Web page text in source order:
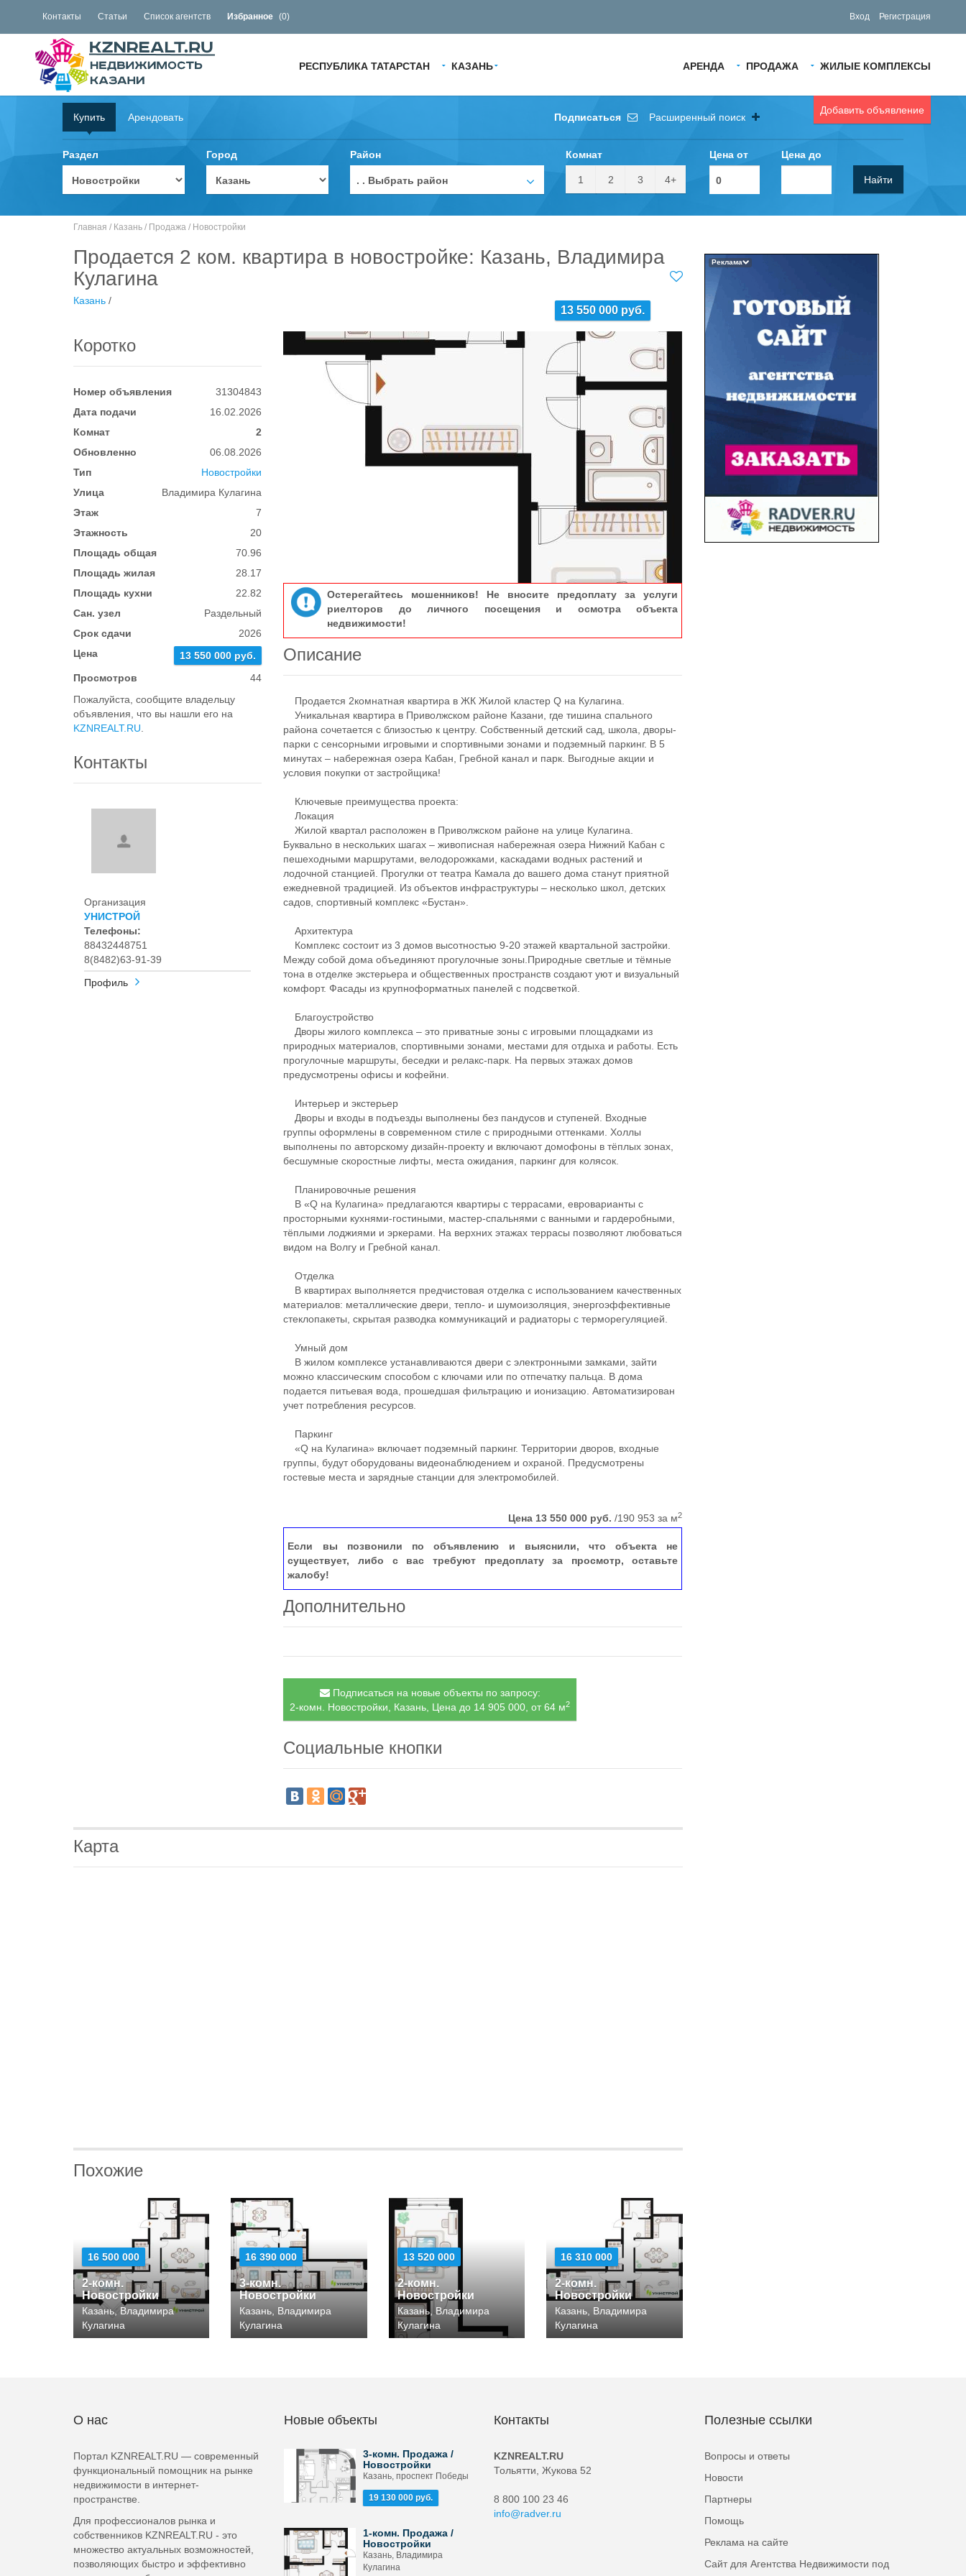
Контакты Статьи Список агентств Избранное (0) Вход Регистрация
АРЕНДА ПРОДАЖА ЖИЛЫЕ КОМПЛЕКСЫ
РЕСПУБЛИКА ТАТАРСТАН КАЗАНЬ
Добавить объявление
Купить Арендовать Подписаться Расширенный поиск
Раздел Город Район
. . Выбрать район
Комнат
1 2 3 4+
Цена от Цена до
Найти
Главная / Казань / Продажа / Новостройки
Продается 2 ком. квартира в новостройке: Казань, Владимира
Кулагина
13 550 000 руб.
Казань /
Коротко
Номер объявления
31304843
Дата подачи
16.02.2026
Комнат
2
Обновленно
06.08.2026
Тип
Новостройки
Улица
Владимира Кулагина
Этаж
7
Этажность
20
Площадь общая
70.96
Площадь жилая
28.17
Площадь кухни
22.82
Сан. узел
Раздельный
Срок сдачи
2026
Цена
13 550 000 руб.
Просмотров
44
Пожалуйста, сообщите владельцу
объявления, что вы нашли его на
KZNREALT.RU
Контакты
Организация
УНИСТРОЙ
Телефоны:
88432448751
8(8482)63-91-39
Профиль
Остерегайтесь мошенников! Не вносите предоплату за услуги
риелторов до личного посещения и осмотра объекта
недвижимости!
Описание
Продается 2комнатная квартира в ЖК Жилой кластер Q на Кулагина.
Уникальная квартира в Приволжском районе Казани, где тишина спального
района сочетается с близостью к центру. Собственный детский сад, школа, дворы-
парки с сенсорными игровыми и спортивными зонами и подземный паркинг. В 5
минутах – набережная озера Кабан, Гребной канал и парк. Выгодные акции и
условия покупки от застройщика!
Ключевые преимущества проекта:
Локация
Жилой квартал расположен в Приволжском районе на улице Кулагина.
Буквально в нескольких шагах – живописная набережная озера Нижний Кабан с
пешеходными маршрутами, велодорожками, каскадами водных растений и
лодочной станцией. Прогулки от театра Камала до вашего дома станут приятной
ежедневной традицией. Из объектов инфраструктуры – несколько школ, детских
садов, спортивный комплекс «Бустан».
Архитектура
Комплекс состоит из 3 домов высотностью 9-20 этажей квартальной застройки.
Между собой дома объединяют прогулочные зоны.Природные светлые и тёмные
тона в отделке экстерьера и общественных пространств создают уют и визуальный
комфорт. Фасады из крупноформатных панелей с подсветкой.
Благоустройство
Дворы жилого комплекса – это приватные зоны с игровыми площадками из
природных материалов, спортивными зонами, местами для отдыха и работы. Есть
прогулочные маршруты, беседки и релакс-парк. На первых этажах домов
предусмотрены офисы и кофейни.
Интерьер и экстерьер
Дворы и входы в подъезды выполнены без пандусов и ступеней. Входные
группы оформлены в современном стиле с природными оттенками. Холлы
выполнены по авторскому дизайн-проекту и включают домофоны в тёплых зонах,
бесшумные скоростные лифты, места ожидания, паркинг для колясок.
Планировочные решения
В «Q на Кулагина» предлагаются квартиры с террасами, евроварианты с
просторными кухнями-гостиными, мастер-спальнями с ванными и гардеробными,
тёплыми лоджиями и эркерами. На верхних этажах террасы позволяют любоваться
видом на Волгу и Гребной канал.
Отделка
В квартирах выполняется предчистовая отделка с использованием качественных
материалов: металлические двери, тепло- и шумоизоляция, энергоэффективные
стеклопакеты, скрытая разводка коммуникаций и радиаторы с терморегуляцией.
Умный дом
В жилом комплексе устанавливаются двери с электронными замками, зайти
можно классическим способом с ключами или по отпечатку пальца. В дома
подается питьевая вода, прошедшая фильтрацию и ионизацию. Автоматизирован
учет потребления ресурсов.
Паркинг
«Q на Кулагина» включает подземный паркинг. Территории дворов, входные
группы, будут оборудованы видеонаблюдением и охраной. Предусмотрены
гостевые места и зарядные станции для электромобилей.
Цена 13 550 000 руб. /190 953 за м2
Если вы позвонили по объявлению и выяснили, что объекта не
существует, либо с вас требуют предоплату за просмотр, оставьте
жалобу!
Дополнительно
Подписаться на новые объекты по запросу:
2-комн. Новостройки, Казань, Цена до 14 905 000, от 64 м2
Социальные кнопки
Карта
Похожие
16 500 000
2-комн.
Новостройки
Казань, Владимира
Кулагина
16 390 000
3-комн.
Новостройки
Казань, Владимира
Кулагина
13 520 000
2-комн.
Новостройки
Казань, Владимира
Кулагина
16 310 000
2-комн.
Новостройки
Казань, Владимира
Кулагина
Реклама
О нас
Портал KZNREALT.RU — современный
функциональный помощник на рынке
недвижимости в интернет-
пространстве.
Для профессионалов рынка и
собственников KZNREALT.RU - это
множество актуальных возможностей,
позволяющих быстро и эффективно
Новые объекты
3-комн. Продажа /
Новостройки
Казань, проспект Победы
19 130 000 руб.
1-комн. Продажа /
Новостройки
Казань, Владимира
Кулагина
Контакты
KZNREALT.RU
Тольятти, Жукова 52
8 800 100 23 46
info@radver.ru
Полезные ссылки
Вопросы и ответы
Новости
Партнеры
Помощь
Реклама на сайте
Сайт для Агентства Недвижимости под